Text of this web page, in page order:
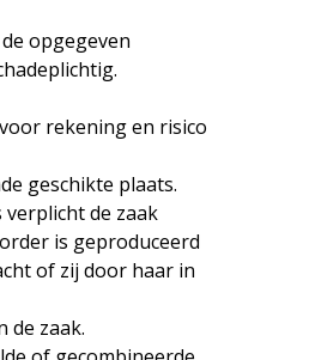
opgegeven
rekening en risico
geschikte plaats.
de zaak
is geproduceerd
of zij door haar in
de zaak.